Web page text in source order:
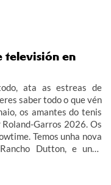
televisión en
ata as estreas de
saber todo o que vén
os amantes do tenis
Garros 2026. Os
Temos unha nova
Dutton, e unha